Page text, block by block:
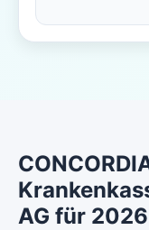
AG für 2026